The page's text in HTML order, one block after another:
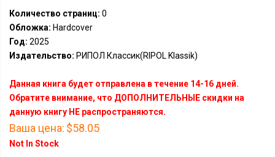
Количество страниц: 0
Обложка: Hardcover
Год: 2025
Издательство: РИПОЛ Классик(RIPOL Klassik)
Данная книга будет отправлена в течение 14-16 дней.
Обратите внимание, что ДОПОЛНИТЕЛЬНЫЕ скидки на
данную книгу НЕ распространяются.
Ваша цена: $58.05
Not In Stock